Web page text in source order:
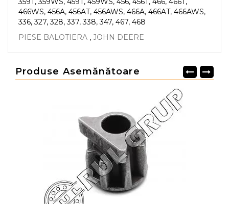
466WS, 456A, 456AT, 456AWS, 466A, 466AT, 466AWS,
336, 327, 328, 337, 338, 347, 467, 468
PIESE BALOTIERA , JOHN DEERE
Produse Asemănătoare